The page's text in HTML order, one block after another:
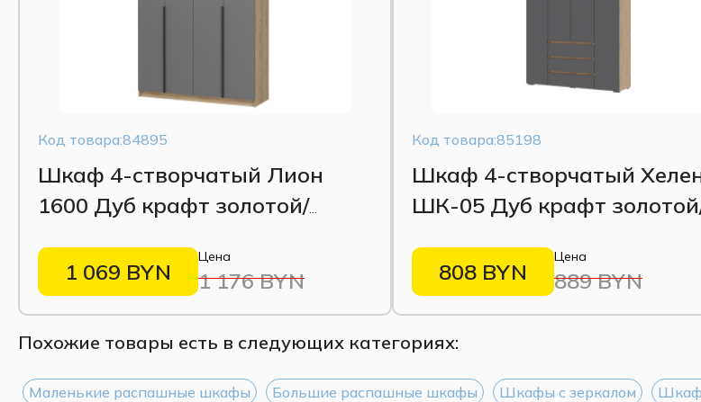
Код товара:84895
Шкаф 4-створчатый Лион
1600 Дуб крафт золотой/
Цена
1 176 BYN
1 069 BYN
Код товара:85198
Шкаф 4-створчатый
ШК-05 Дуб крафт
Цена
889 BYN
808 BYN
Похожие товары есть в следующих категориях:
Маленькие распашные шкафы Большие распашные шкафы Шкафы с зеркалом